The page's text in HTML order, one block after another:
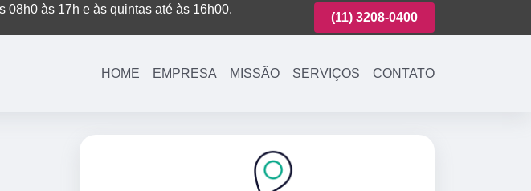
08h0 às 17h e às quintas até às 16h00.
(11) 3208-0400 (11)3221-7003 (11) 3208-0400
HOME EMPRESA MISSÃO SERVIÇOS CONTATO